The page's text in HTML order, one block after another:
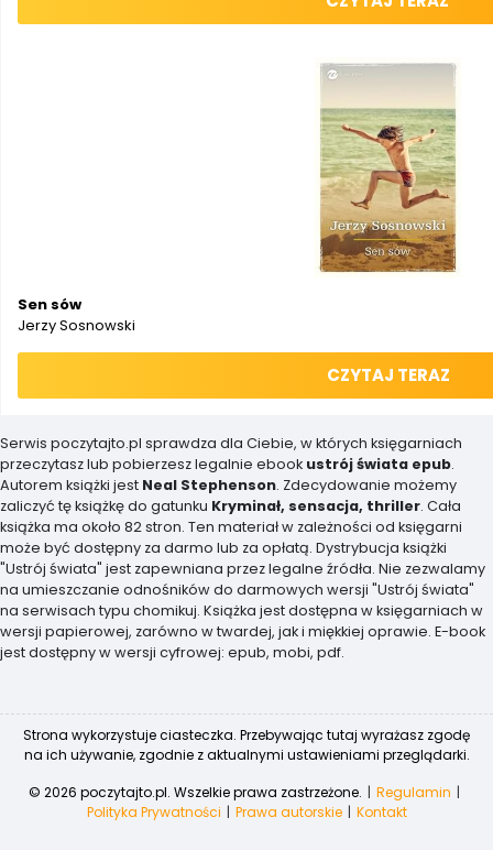
Sen sów
Jerzy Sosnowski
CZYTAJ TERAZ
Serwis poczytajto.pl sprawdza dla Ciebie, w których księgarniach
przeczytasz lub pobierzesz legalnie ebook ustrój świata epub.
Autorem książki jest Neal Stephenson. Zdecydowanie możemy
zaliczyć tę książkę do gatunku Kryminał, sensacja, thriller. Cała
książka ma około 82 stron. Ten materiał w zależności od księgarni
może być dostępny za darmo lub za opłatą. Dystrybucja książki
"Ustrój świata" jest zapewniana przez legalne źródła. Nie zezwalamy
na umieszczanie odnośników do darmowych wersji "Ustrój świata"
na serwisach typu chomikuj. Książka jest dostępna w księgarniach w
wersji papierowej, zarówno w twardej, jak i miękkiej oprawie. E-book
jest dostępny w wersji cyfrowej: epub, mobi, pdf.
Strona wykorzystuje ciasteczka. Przebywając tutaj wyrażasz zgodę
na ich używanie, zgodnie z aktualnymi ustawieniami przeglądarki.
© 2026 poczytajto.pl. Wszelkie prawa zastrzeżone.
Regulamin
Polityka Prywatności
Prawa autorskie Kontakt